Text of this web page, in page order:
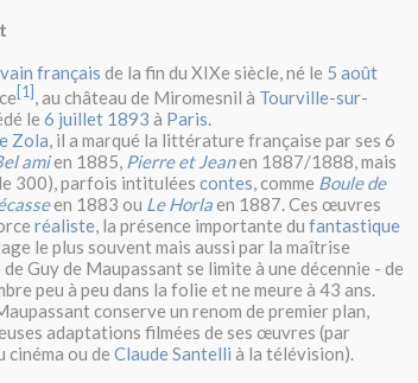
français de la fin du XIXe siècle, né le 5 août
[1] , au château de Miromesnil à Tourville-sur-
le 6 juillet 1893 à Paris.
Zola, il a marqué la littérature française par ses 6
amien 1885, Pierre et Jeanen 1887/1888, mais
300), parfois intitulées contes, comme Boule de
en 1883 ou Le Horlaen 1887. Ces œuvres
réaliste, la présence importante du fantastique
le plus souvent mais aussi par la maîtrise
Guy de Maupassant se limite à une décennie - de
peu à peu dans la folie et ne meure à 43 ans.
conserve un renom de premier plan,
adaptations filmées de ses œuvres (par
cinéma ou de Claude Santelli à la télévision).